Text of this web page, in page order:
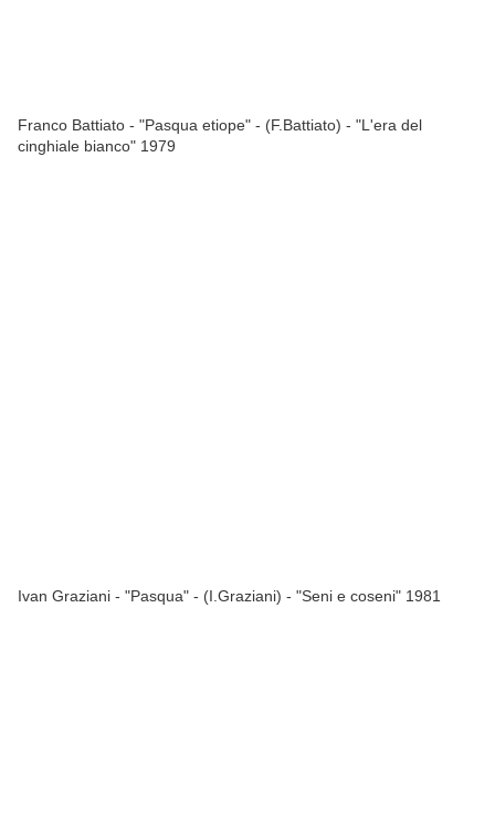
Franco Battiato - "Pasqua etiope" - (F.Battiato) - "L'era del
cinghiale bianco" 1979
Ivan Graziani - "Pasqua" - (I.Graziani) - "Seni e coseni" 1981